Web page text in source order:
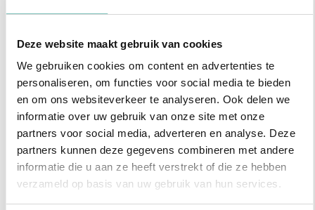
Deze website maakt gebruik van cookies
We gebruiken cookies om content en advertenties te
personaliseren, om functies voor social media te bieden
en om ons websiteverkeer te analyseren. Ook delen we
informatie over uw gebruik van onze site met onze
partners voor social media, adverteren en analyse. Deze
partners kunnen deze gegevens combineren met andere
informatie die u aan ze heeft verstrekt of die ze hebben
verzameld op basis van uw gebruik van hun services.
Koelbox
$4 per dag